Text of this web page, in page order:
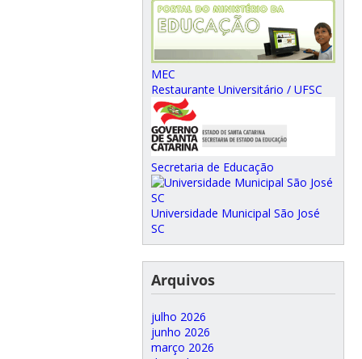
MEC
Restaurante Universitário / UFSC
Secretaria de Educação
Universidade Municipal São José
SC
Arquivos
julho 2026
junho 2026
março 2026